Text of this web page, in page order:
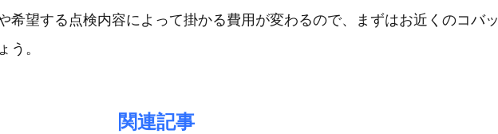
希望する点検内容によって掛かる費用が変わるので、まずはお近くのコバッ
う。
関連記事